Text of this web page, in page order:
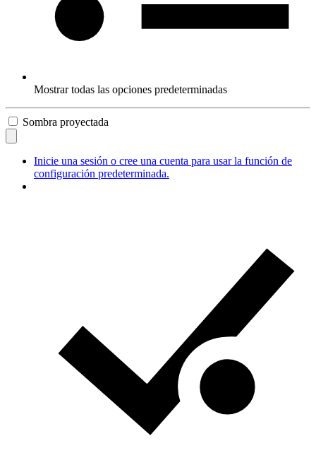
Mostrar todas las opciones predeterminadas
Sombra proyectada
Inicie una sesión o cree una cuenta para usar la función de
configuración predeterminada.